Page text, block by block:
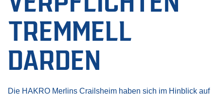
TREMMELL
DARDEN
Die HAKRO Merlins Crailsheim haben sich im Hinblick auf